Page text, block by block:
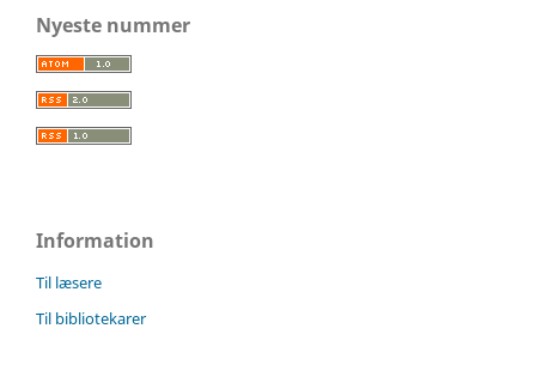
Nyeste nummer
Information
Til læsere
Til bibliotekarer